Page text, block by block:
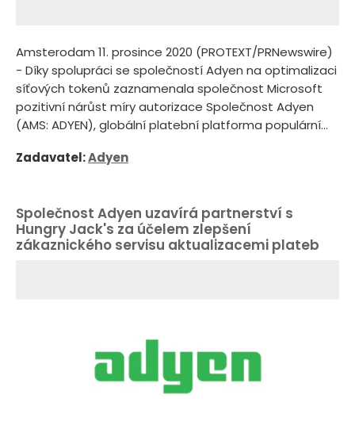
Amsterodam 11. prosince 2020 (PROTEXT/PRNewswire)
- Díky spolupráci se společností Adyen na optimalizaci
síťových tokenů zaznamenala společnost Microsoft
pozitivní nárůst míry autorizace Společnost Adyen
(AMS: ADYEN), globální platební platforma populární...
Zadavatel:Adyen
Společnost Adyen uzavírá partnerství s
Hungry Jack's za účelem zlepšení
zákaznického servisu aktualizacemi plateb